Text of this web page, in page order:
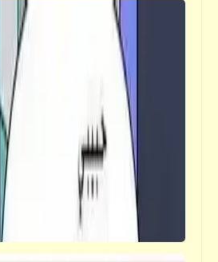
شارك فيه: يحيى شاهين
يوسف وليلى فوزي وسميرة
صالح ومحمود فرج